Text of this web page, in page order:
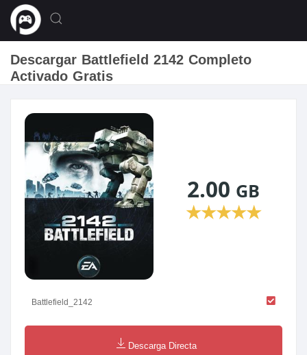
Descargar Battlefield 2142 Completo
Activado Gratis
2.00 GB
★★★★★
Battlefield_2142
Descarga Directa